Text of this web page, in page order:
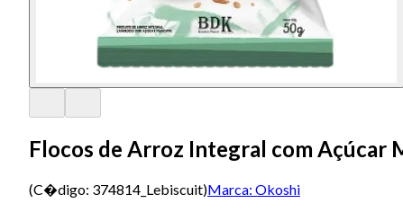
Flocos de Arroz Integral com Açúcar
(C�digo: 374814_Lebiscuit)Marca: Okoshi